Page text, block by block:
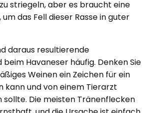
striegeln, aber es braucht eine
das Fell dieser Rasse in guter
daraus resultierende
Havaneser häufig. Denken Sie
Weinen ein Zeichen für ein
kann und von einem Tierarzt
Die meisten Tränenflecken